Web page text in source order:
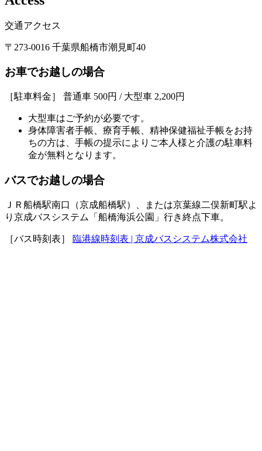
交通アクセス
〒273-0016 千葉県船橋市潮見町40
お車でお越しの場合
［駐車料金］ 普通車 500円 / 大型車 2,200円
大型車はご予約が必要です。
身体障害者手帳、療育手帳、精神保健福祉手帳をお持
ちの方は、手帳の提示によりご本人様と介護の駐車料
金が無料となります。
バスでお越しの場合
ＪＲ船橋駅南口（京成船橋駅）、または京葉線二俣新町駅よ
り京成バスシステム「船橋海浜公園」行き終点下車。
［バス時刻表］ 臨港線時刻表 | 京成バスシステム株式会社